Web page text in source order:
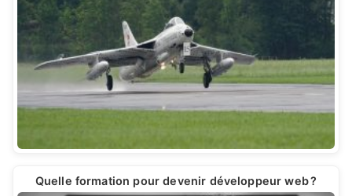
Quelle formation pour devenir développeur web ?